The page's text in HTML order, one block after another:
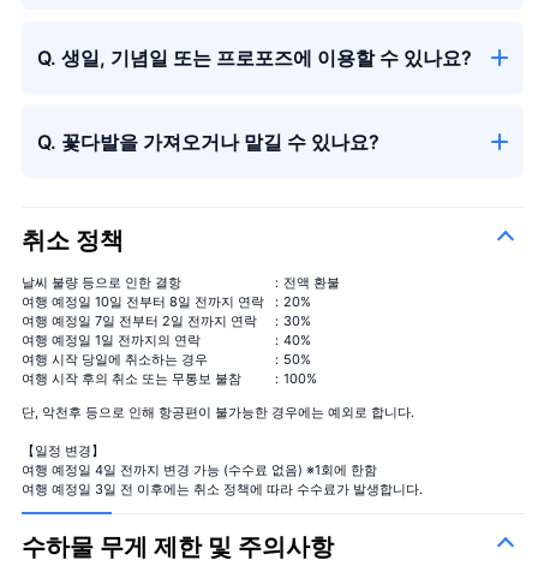
Q. 생일, 기념일 또는 프로포즈에 이용할 수 있나요?
Q. 꽃다발을 가져오거나 맡길 수 있나요?
취소 정책
날씨 불량 등으로 인한 결항
：전액 환불
여행 예정일 10일 전부터 8일 전까지 연락
：20%
여행 예정일 7일 전부터 2일 전까지 연락
：30%
여행 예정일 1일 전까지의 연락
：40%
여행 시작 당일에 취소하는 경우
：50%
여행 시작 후의 취소 또는 무통보 불참
：100%
단, 악천후 등으로 인해 항공편이 불가능한 경우에는 예외로 합니다.
【일정 변경】
여행 예정일 4일 전까지 변경 가능 (수수료 없음) ※1회에 한함
여행 예정일 3일 전 이후에는 취소 정책에 따라 수수료가 발생합니다.
수하물 무게 제한 및 주의사항